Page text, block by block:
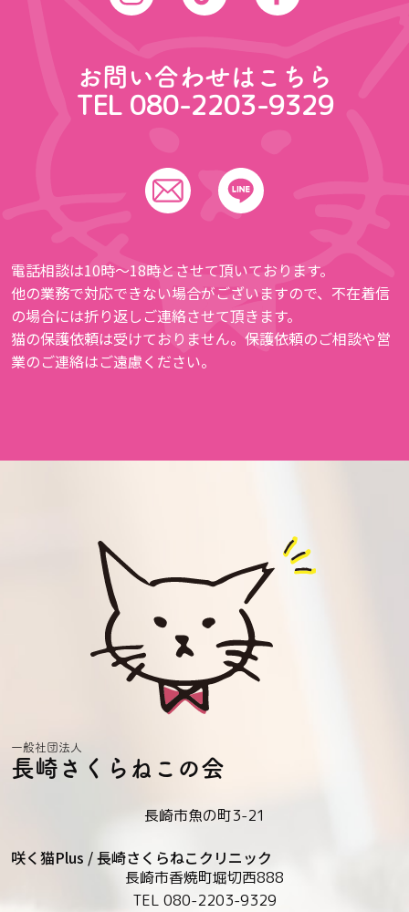
お問い合わせはこちら
TEL 080-2203-9329
電話相談は10時〜18時とさせて頂いております。
他の業務で対応できない場合がございますので、不在着信
の場合には折り返しご連絡させて頂きます。
猫の保護依頼は受けておりません。保護依頼のご相談や営
業のご連絡はご遠慮ください。
一般社団法人
長崎さくらねこの会
長崎市魚の町3-21
咲く猫Plus / 長崎さくらねこクリニック
長崎市香焼町堀切西888
TEL 080-2203-9329